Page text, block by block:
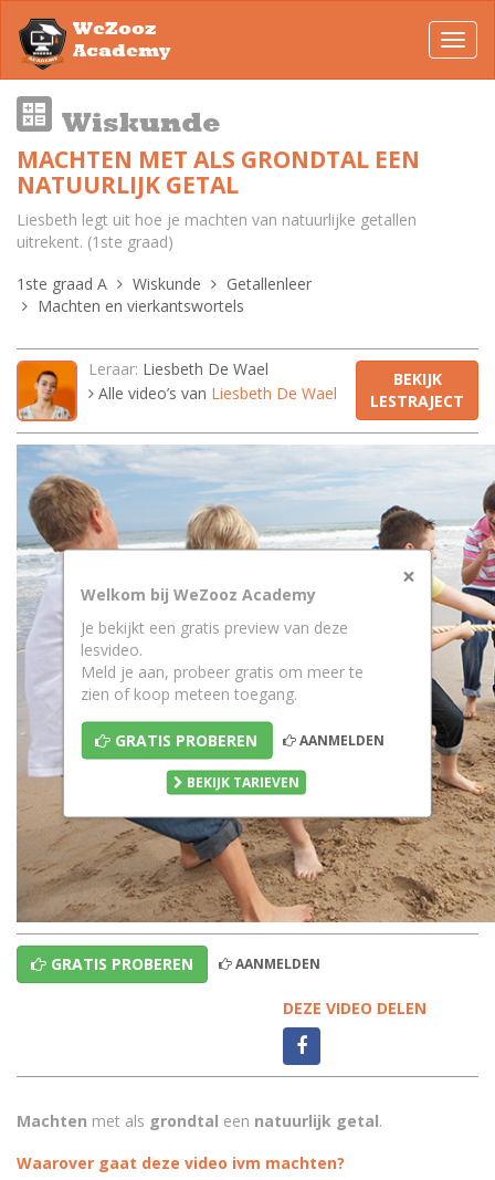
WeZooz
Academy
Wiskunde
MACHTEN MET ALS GRONDTAL EEN
NATUURLIJK GETAL
Liesbeth legt uit hoe je machten van natuurlijke getallen
uitrekent. (1ste graad)
1ste graad A
Wiskunde
Getallenleer
Machten en vierkantswortels
Leraar: Liesbeth De Wael
Alle video’s van Liesbeth De Wael
BEKIJK
LESTRAJECT
×
Welkom bij WeZooz Academy
Je bekijkt een gratis preview van deze
lesvideo.
Meld je aan, probeer gratis om meer te
zien of koop meteen toegang.
GRATIS PROBEREN AANMELDEN
BEKIJK TARIEVEN
GRATIS PROBEREN AANMELDEN
DEZE VIDEO DELEN
Machten met als grondtal een natuurlijk getal.
Waarover gaat deze video ivm machten?